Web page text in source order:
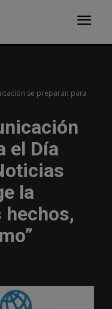
se preparan para
el Día
la
hechos,